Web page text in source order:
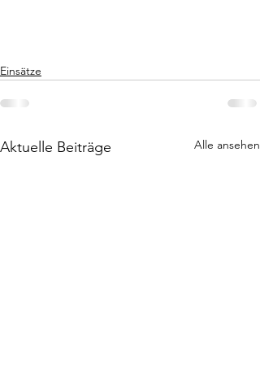
Einsätze
Aktuelle Beiträge Alle ansehen